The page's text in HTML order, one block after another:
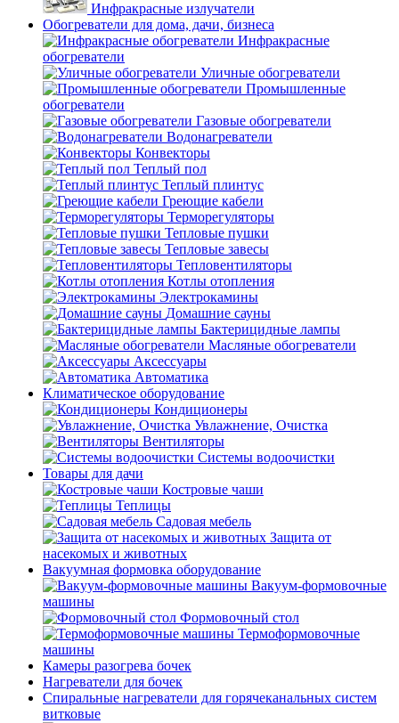
Инфракрасные излучатели
Обогреватели для дома, дачи, бизнеса
Инфракрасные
обогреватели
Уличные обогреватели
Промышленные
обогреватели
Газовые обогреватели
Водонагреватели
Конвекторы
Теплый пол
Теплый плинтус
Греющие кабели
Терморегуляторы
Тепловые пушки
Тепловые завесы
Тепловентиляторы
Котлы отопления
Электрокамины
Домашние сауны
Бактерицидные лампы
Масляные обогреватели
Аксессуары
Автоматика
Климатическое оборудование
Кондиционеры
Увлажнение, Очистка
Вентиляторы
Системы водоочистки
Товары для дачи
Костровые чаши
Теплицы
Садовая мебель
Защита от
насекомых и животных
Вакуумная формовка оборудование
Вакуум-формовочные
машины
Формовочный стол
Термоформовочные
машины
Камеры разогрева бочек
Нагреватели для бочек
Спиральные нагреватели для горячеканальных систем
витковые